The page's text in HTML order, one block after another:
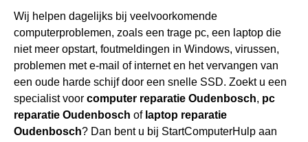
Wij helpen dagelijks bij veelvoorkomende
computerproblemen, zoals een trage pc, een laptop die
niet meer opstart, foutmeldingen in Windows, virussen,
problemen met e-mail of internet en het vervangen van
een oude harde schijf door een snelle SSD. Zoekt u een
specialist voor computer reparatie Oudenbosch, pc
reparatie Oudenbosch of laptop reparatie
Oudenbosch? Dan bent u bij StartComputerHulp aan